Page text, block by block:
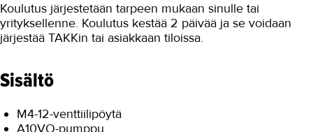
Koulutus järjestetään tarpeen mukaan sinulle tai
yrityksellenne. Koulutus kestää 2 päivää ja se voidaan
järjestää TAKKin tai asiakkaan tiloissa.
Sisältö
M4-12-venttiilipöytä
A10VO-pumppu